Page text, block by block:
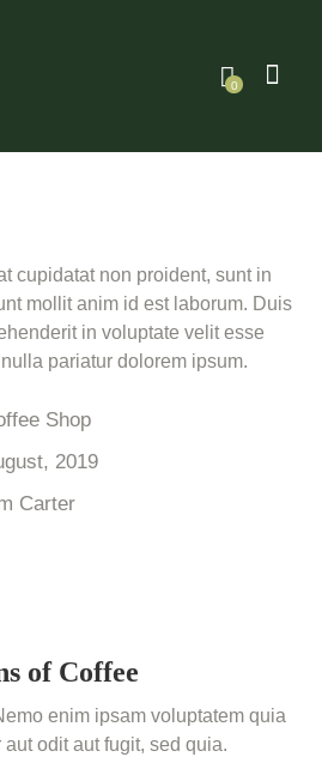
0
of Coffee
enim ipsam voluptatem quia
odit aut fugit, sed quia.
cupidatat non proident, sunt in
mollit anim id est laborum. Duis
in voluptate velit esse
pariatur dolorem ipsum.
Shop
2019
Carter